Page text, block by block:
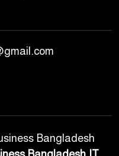
Bangladesh